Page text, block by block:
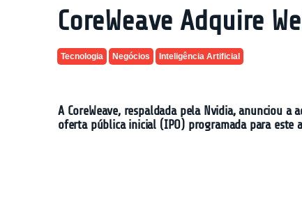
CoreWeave Adquire
Tecnologia Negócios Inteligência Artificial
A CoreWeave, respaldada pela Nvidia, anunciou
oferta pública inicial (IPO) programada para este